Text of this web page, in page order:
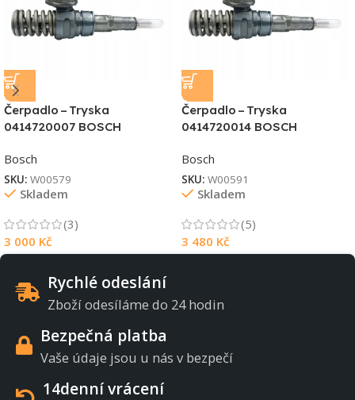
Čerpadlo – Tryska
0414720007 BOSCH
Bosch
SKU: W00579
Skladem
(3)
3 000 Kč
Čerpadlo – Tryska
0414720014 BOSCH
Bosch
SKU: W00591
Skladem
(5)
3 480 Kč
Rychlé odeslání
Zboží odesíláme do 24 hodin
Bezpečná platba
Vaše údaje jsou u nás v bezpečí
14denní vrácení